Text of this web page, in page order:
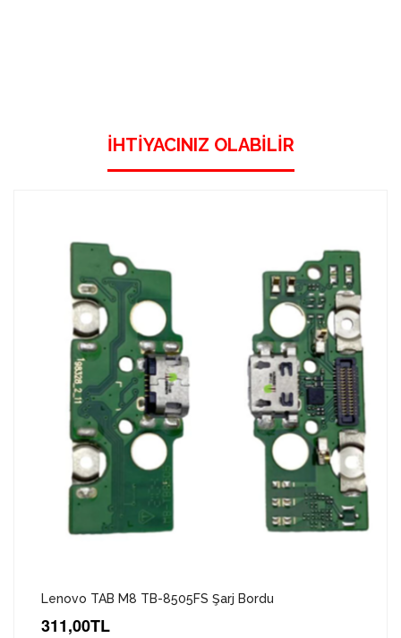
İHTIYACINIZ OLABILIR
Lenovo TAB M8 TB-8505FS Şarj Bordu
311,00TL